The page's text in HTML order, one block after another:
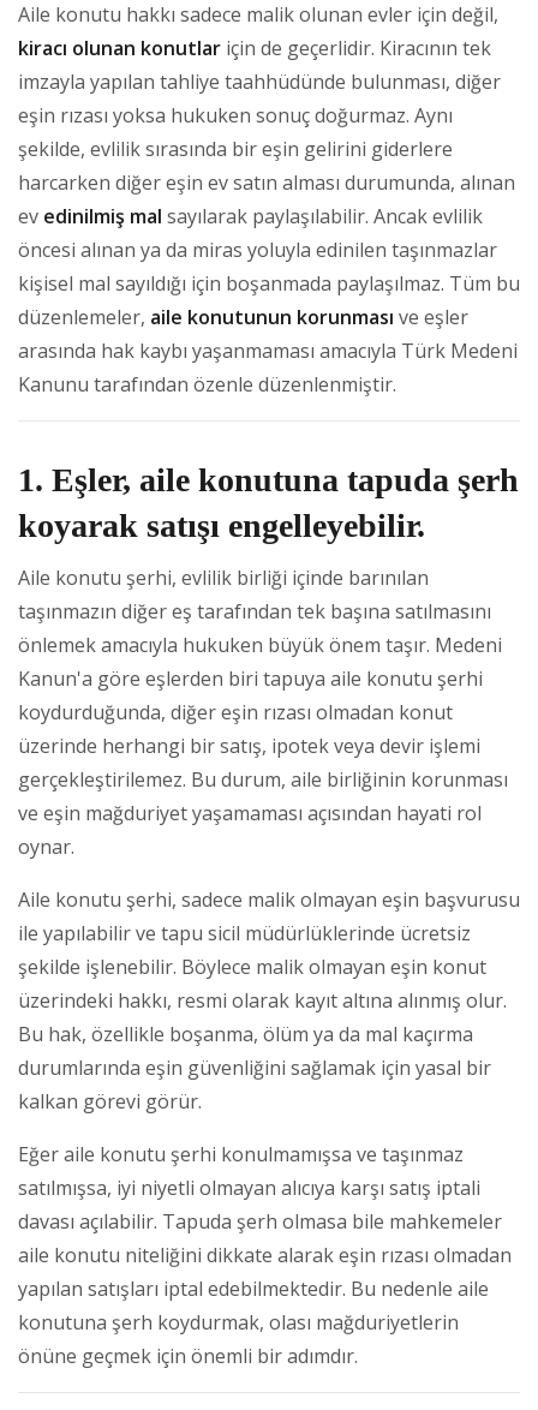
Aile konutu hakkı sadece malik olunan evler için değil,
kiracı olunan konutlar için de geçerlidir. Kiracının tek
imzayla yapılan tahliye taahhüdünde bulunması, diğer
eşin rızası yoksa hukuken sonuç doğurmaz. Aynı
şekilde, evlilik sırasında bir eşin gelirini giderlere
harcarken diğer eşin ev satın alması durumunda, alınan
ev edinilmiş mal sayılarak paylaşılabilir. Ancak evlilik
öncesi alınan ya da miras yoluyla edinilen taşınmazlar
kişisel mal sayıldığı için boşanmada paylaşılmaz. Tüm bu
düzenlemeler, aile konutunun korunması ve eşler
arasında hak kaybı yaşanmaması amacıyla Türk Medeni
Kanunu tarafından özenle düzenlenmiştir.
1. Eşler, aile konutuna tapuda şerh
koyarak satışı engelleyebilir.
Aile konutu şerhi, evlilik birliği içinde barınılan
taşınmazın diğer eş tarafından tek başına satılmasını
önlemek amacıyla hukuken büyük önem taşır. Medeni
Kanun'a göre eşlerden biri tapuya aile konutu şerhi
koydurduğunda, diğer eşin rızası olmadan konut
üzerinde herhangi bir satış, ipotek veya devir işlemi
gerçekleştirilemez. Bu durum, aile birliğinin korunması
ve eşin mağduriyet yaşamaması açısından hayati rol
oynar.
Aile konutu şerhi, sadece malik olmayan eşin başvurusu
ile yapılabilir ve tapu sicil müdürlüklerinde ücretsiz
şekilde işlenebilir. Böylece malik olmayan eşin konut
üzerindeki hakkı, resmi olarak kayıt altına alınmış olur.
Bu hak, özellikle boşanma, ölüm ya da mal kaçırma
durumlarında eşin güvenliğini sağlamak için yasal bir
kalkan görevi görür.
Eğer aile konutu şerhi konulmamışsa ve taşınmaz
satılmışsa, iyi niyetli olmayan alıcıya karşı satış iptali
davası açılabilir. Tapuda şerh olmasa bile mahkemeler
aile konutu niteliğini dikkate alarak eşin rızası olmadan
yapılan satışları iptal edebilmektedir. Bu nedenle aile
konutuna şerh koydurmak, olası mağduriyetlerin
önüne geçmek için önemli bir adımdır.